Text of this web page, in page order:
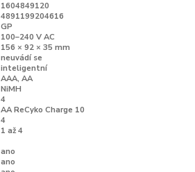
1604849120
4891199204616
GP
100–240 V AC
156 × 92 × 35 mm
neuvádí se
inteligentní
AAA, AA
NiMH
4
AA ReCyko Charge 10
4
1 až 4
ano
ano